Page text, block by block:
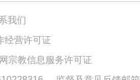
我们
经营许可证
宗教信息服务许可证